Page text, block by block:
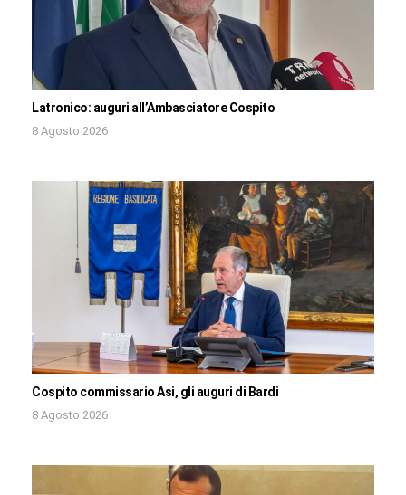
Latronico: auguri all’Ambasciatore Cospito
8 Agosto 2026
Cospito commissario Asi, gli auguri di Bardi
8 Agosto 2026